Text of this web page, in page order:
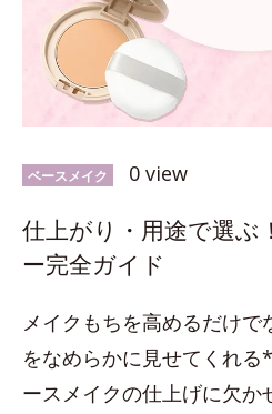
ベースメイク 0 view
仕上がり・用途で選
ー完全ガイド
メイクもちを高めるだけ
をなめらかに見せてくれ
ースメイクの仕上げに欠か